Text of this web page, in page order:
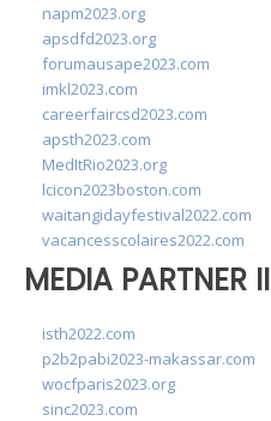
napm2023.org
apsdfd2023.org
forumausape2023.com
imkl2023.com
careerfaircsd2023.com
apsth2023.com
MedItRio2023.org
lcicon2023boston.com
waitangidayfestival2022.com
vacancesscolaires2022.com
MEDIA PARTNER II
isth2022.com
p2b2pabi2023-makassar.com
wocfparis2023.org
sinc2023.com